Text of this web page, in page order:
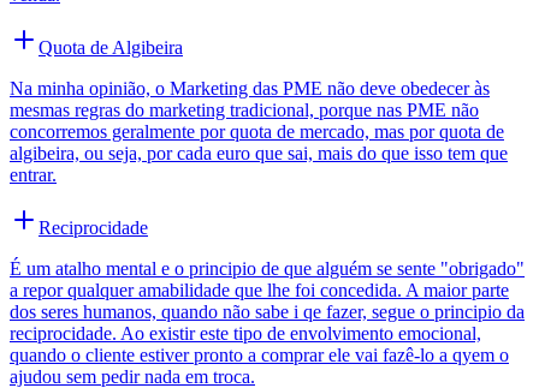
Quota de Algibeira
Na minha opinião, o Marketing das PME não deve obedecer às
mesmas regras do marketing tradicional, porque nas PME não
concorremos geralmente por quota de mercado, mas por quota de
algibeira, ou seja, por cada euro que sai, mais do que isso tem que
entrar.
Reciprocidade
É um atalho mental e o principio de que alguém se sente "obrigado"
a repor qualquer amabilidade que lhe foi concedida. A maior parte
dos seres humanos, quando não sabe i qe fazer, segue o principio da
reciprocidade. Ao existir este tipo de envolvimento emocional,
quando o cliente estiver pronto a comprar ele vai fazê-lo a qyem o
ajudou sem pedir nada em troca.